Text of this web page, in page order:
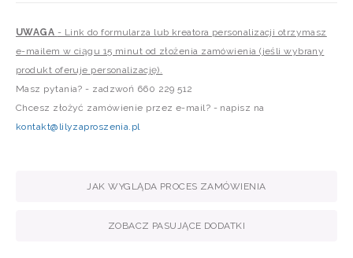
UWAGA - Link do formularza lub kreatora personalizacji otrzymasz
e-mailem w ciągu 15 minut od złożenia zamówienia (jeśli wybrany
produkt oferuje personalizację).
Masz pytania? - zadzwoń 660 229 512
Chcesz złożyć zamówienie przez e-mail? - napisz na
kontakt@lilyzaproszenia.pl
JAK WYGLĄDA PROCES ZAMÓWIENIA
ZOBACZ PASUJĄCE DODATKI